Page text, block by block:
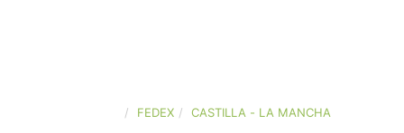
FEDEX CASTILLA - LA MANCHA